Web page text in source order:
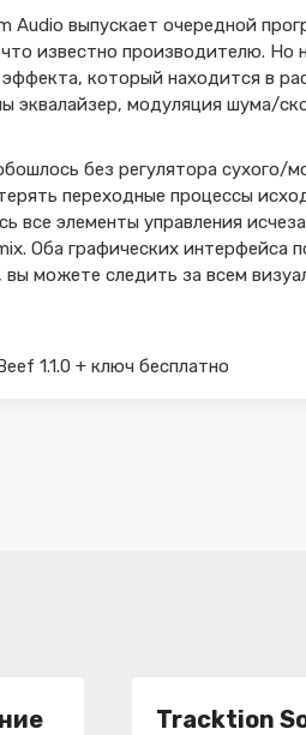
Audio выпускает очередной
известно производителю. Но
эффекта, который находится в
эквалайзер, модуляция шума/
без регулятора
переходные процессы
все элементы управления
Оба графических
можете следить за всем
1.1.0 + ключ бесплатно
Tracktion